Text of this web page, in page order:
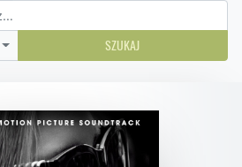
SZUKAJ